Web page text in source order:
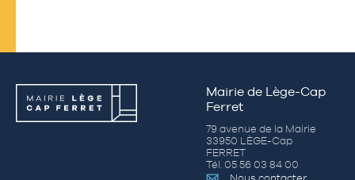
Mairie de Lège-Cap
Ferret
79 avenue de la Mairie
33950 LÈGE-Cap
FERRET
Tél. 05 56 03 84 00